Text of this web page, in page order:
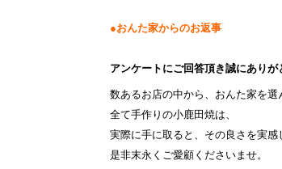
●おんた家からのお返事
アンケートにご回答頂き誠にありが
数あるお店の中から、おんた家を選
全て手作りの小鹿田焼は、
実際に手に取ると、その良さを実感
是非末永くご愛顧くださいませ。